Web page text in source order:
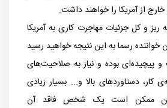
از آمریکا را خواهند داشت.
ریز و کل جزئیات مهاجرت کاری به آمریکا
خواننده رسما به این نتیجه خواهید رسید
بوده و نیاز به صلاحیت‌های
دستاوردهای بالا و... بسیار زیادی
ممکن است یک شخص فاقد آن